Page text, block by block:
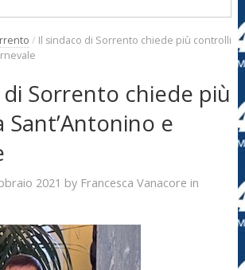
/ Il sindaco di Sorrento chiede più controlli
Sorrento chiede più
e
2021 by Francesca Vanacore in